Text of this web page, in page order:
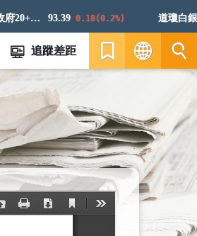
ICE美國政府20+年期債券指數 93.39 0.18(0.2%) 道瓊白銀
追蹤差距
EN